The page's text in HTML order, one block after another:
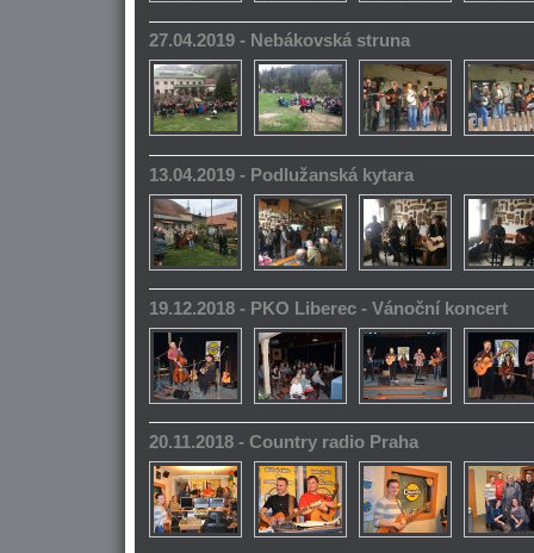
27.04.2019 - Nebákovská struna
13.04.2019 - Podlužanská kytara
19.12.2018 - PKO Liberec - Vánoční koncert
20.11.2018 - Country radio Praha